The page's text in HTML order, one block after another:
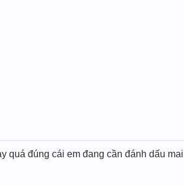
quá đúng cái em đang cần đánh dấu